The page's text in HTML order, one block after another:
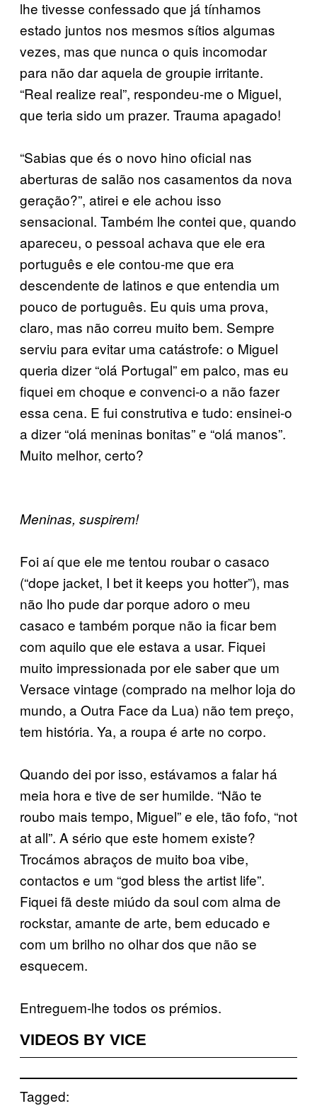
lhe tivesse confessado que já tínhamos
estado juntos nos mesmos sítios algumas
vezes, mas que nunca o quis incomodar
para não dar aquela de groupie irritante.
“Real realize real”, respondeu-me o Miguel,
que teria sido um prazer. Trauma apagado!
“Sabias que és o novo hino oficial nas
aberturas de salão nos casamentos da nova
geração?”, atirei e ele achou isso
sensacional. Também lhe contei que, quando
apareceu, o pessoal achava que ele era
português e ele contou-me que era
descendente de latinos e que entendia um
pouco de português. Eu quis uma prova,
claro, mas não correu muito bem. Sempre
serviu para evitar uma catástrofe: o Miguel
queria dizer “olá Portugal” em palco, mas eu
fiquei em choque e convenci-o a não fazer
essa cena. E fui construtiva e tudo: ensinei-o
a dizer “olá meninas bonitas” e “olá manos”.
Muito melhor, certo?
Meninas, suspirem!
Foi aí que ele me tentou roubar o casaco
(“dope jacket, I bet it keeps you hotter”), mas
não lho pude dar porque adoro o meu
casaco e também porque não ia ficar bem
com aquilo que ele estava a usar. Fiquei
muito impressionada por ele saber que um
Versace vintage (comprado na melhor loja do
mundo, a Outra Face da Lua) não tem preço,
tem história. Ya, a roupa é arte no corpo.
Quando dei por isso, estávamos a falar há
meia hora e tive de ser humilde. “Não te
roubo mais tempo, Miguel” e ele, tão fofo, “not
at all”. A sério que este homem existe?
Trocámos abraços de muito boa vibe,
contactos e um “god bless the artist life”.
Fiquei fã deste miúdo da soul com alma de
rockstar, amante de arte, bem educado e
com um brilho no olhar dos que não se
esquecem.
Entreguem-lhe todos os prémios.
VIDEOS BY VICE
Tagged: